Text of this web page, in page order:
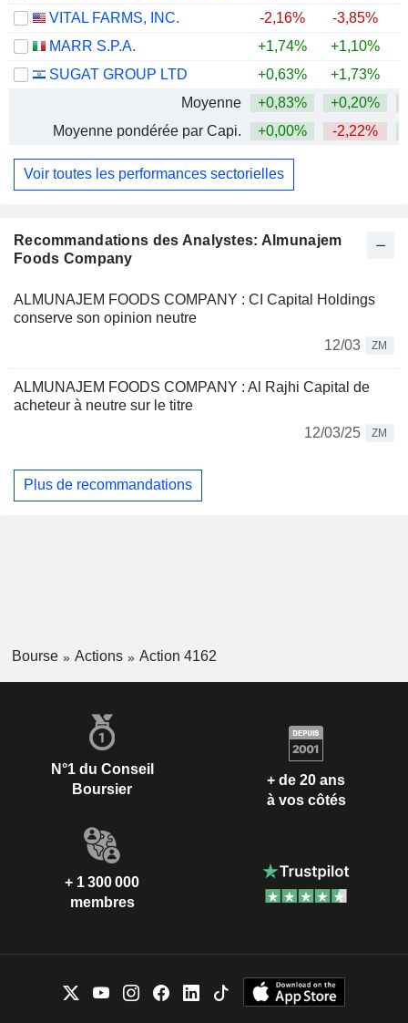
Recommandations des Analystes: Almunajem
Foods Company
ALMUNAJEM FOODS COMPANY : CI Capital Holdings
conserve son opinion neutre
12/03
ZM
ALMUNAJEM FOODS COMPANY : Al Rajhi Capital de
acheteur à neutre sur le titre
12/03/25
ZM
Plus de recommandations
VITAL FARMS, INC.
-2,16% -3,85%
MARR S.P.A.
+1,74% +1,10%
SUGAT GROUP LTD
+0,63%
+1,73%
Moyenne
+0,83% +0,20%
Moyenne pondérée par Capi.
+0,00% -2,22%
Voir toutes les performances sectorielles
Bourse Actions Action 4162
N°1 du Conseil
Boursier
+ de 20 ans
à vos côtés
+ 1 300 000
membres